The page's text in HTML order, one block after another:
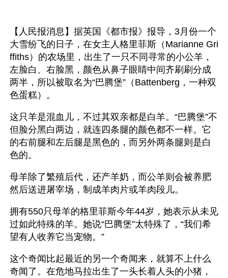
【人民报消息】据英国《都市报》报导，3月份一个
大雪纷飞的日子，在女主人格里菲斯（Marianne Gri
ffiths）的农场里，出生了一只不同寻常的小公羊，
左脸白、右脸黑，颜色从鼻子眼睛中间齐刷刷分成
两半，所以被取名为“巴腾堡”（Battenberg，一种双
色蛋糕）。
这只羊是混血儿，不过其双亲都是白羊。“巴腾堡”不
但脸分黑白两边，就连四条腿的颜色都不一样。它
的右前腿和左后腿是黑色的，而另外两条腿则是白
色的。
母羊除了繁殖后代，还产羊奶，而公羊则会被养肥
然后送进屠宰场，制成羊肉片或羊肉段儿。
拥有550只母羊的格里菲斯今年44岁，她表示从未见
过如此特殊的羊。她说“巴腾堡”太特殊了，“我们希
望有人收养它当宠物。”
这个奇闻比起最近的另一个奇闻来，就算不上什么
奇闻了。在危地马拉出生了一头长着人头的小猪，